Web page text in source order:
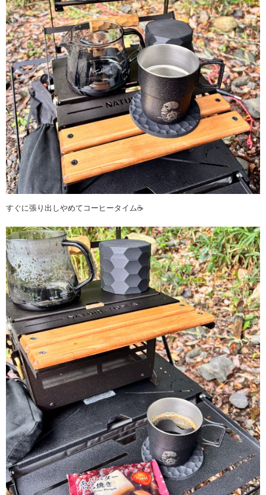
すぐに張り出しやめてコーヒータイム☕️